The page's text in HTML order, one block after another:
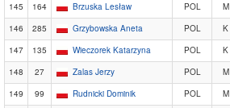
145
164 Brzuska Lesław POL M
146
285 Grzybowska Aneta POL K
147
135 Wieczorek Katarzyna POL K
148
27 Zalas Jerzy POL M
149
99 Rudnicki Dominik POL M